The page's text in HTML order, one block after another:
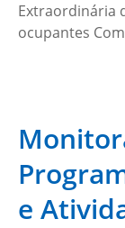
Extraordinária
ocupantes
e